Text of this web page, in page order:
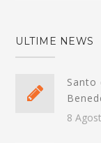
ULTIME NEWS
Santo
8